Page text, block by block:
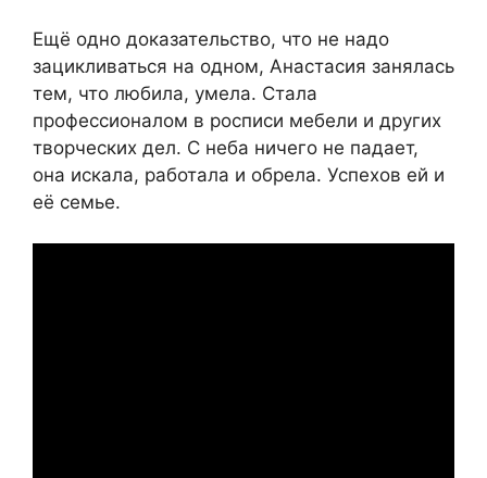
Ещё одно доказательство, что не надо
зацикливаться на одном, Анастасия занялась
тем, что любила, умела. Стала
профессионалом в росписи мебели и других
творческих дел. С неба ничего не падает,
она искала, работала и обрела. Успехов ей и
её семье.